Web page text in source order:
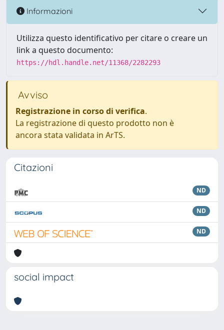
Informazioni
Utilizza questo identificativo per citare o creare un
link a questo documento:
https://hdl.handle.net/11368/2282293
Avviso
Registrazione in corso di verifica.
La registrazione di questo prodotto non è
ancora stata validata in ArTS.
Citazioni
ND
ND
ND
social impact